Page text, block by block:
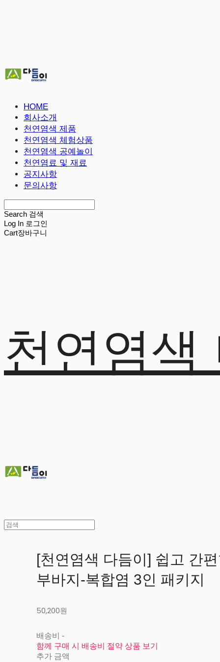
HOME
회사소개
천연염색 제품
천연염색 체험상품
천연염색 공예놀이
천연염료 및 재료
공지사항
문의사항
Search 검색
Log In 로그인
Cart장바구니
천연염색
[천연염색 다듬이] 쉽고 간
부바지-복합염 3인 패키지
50,200원
배송비-
함께 구매 시 배송비 절약 상품 보기
추가 금액